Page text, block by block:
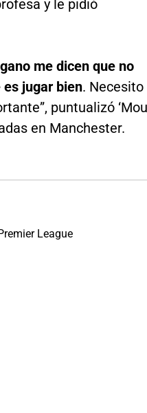
y le pidió
me dicen que no
jugar bien. Necesito
puntualizó
en Manchester.
League